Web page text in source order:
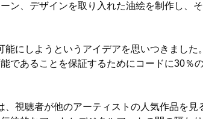
ン、デザインを取り入れた油絵を制作し、
にしようというアイデアを思いつきまし
であることを保証するためにコードに30％
視聴者が他のアーティストの人気作品を見